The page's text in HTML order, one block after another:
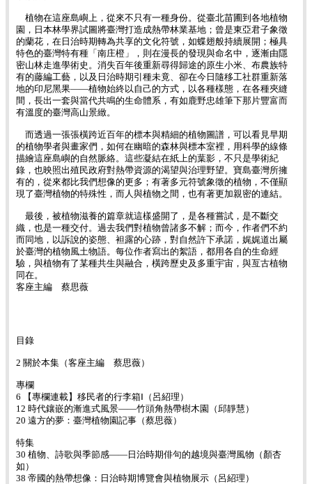
植物在這座島嶼上，從來不只有一種身份。從臺北苗圃到各地植物
園，日本林學界試圖將臺灣打造成熱帶林業基地；曾是東亞君子象徵
的蘭花，在日治時期轉為共享的文化符號，如蝶翅般持續展開；極具
特色的臺灣特有種「南庄橙」，則在漫長的發現與命名中，逐漸由隱
密山林走進學術史。消失百年後重新尋得歸途的原生小米、布農族特
有的藤編工藝，以及日治時期引種未竟、卻在今日隨移工社群重新落
地的印尼黑果——植物始終以自己的方式，以各種樣態，在各種夾縫
間，長出一套與當代共鳴的生命體系，有如鹿野忠雄筆下那片豐富而
有溫度的臺灣高山景緻。
而透過一張張橫跨近百年的標本與精細的植物圖譜，可以看見早期
的植物學者與畫家們，如何在幽暗的森林與標本室裡，用科學的線條
描繪這座島嶼的自然脈絡。這些凝結在紙上的葉影，不只是學術紀
錄，也映照出殖民政府對熱帶資源的渴望與治理野望。寶島臺灣所擁
有的，從來都比我們想像的更多；有著多元符號象徵的植物，不僅顯
現了臺灣植物的特殊性，而人與植物之間，也有著更加親密的連結。
最後，被植物滋養的篇章就這樣盛開了，是各種嘗試，是不斷交
織，也是一種交付。過去我們對植物曾諸多不解；而今，作者們不約
而同地，以訴說的姿態、袒露的心跡，對自然許下承諾，娓娓道出屬
於臺灣的植物風土物語。每位作者寫出的絮語，都用各自的生命經
驗，與植物有了某種共生與融合，橫跨歷史及多重宇宙，與亙古植物
同在。
客座主編 蔡思薇
目錄
2 關於本集（客座主編 蔡思薇）
專欄
6 【專欄連載】移民者的行李箱Ⅰ（呂紹理）
12 時代鑲嵌的漸進式風景——竹頭角熱帶樹木園（邱靜慧）
20 遠方的夢：臺灣植物園記事（蔡思薇）
特集
30 植物、詩歌與季節感——日治時期俳句的越境與臺灣風物（顏杏
如）
38 帝國的熱帶想像：日治時期博覽會與植物展示（呂紹理）